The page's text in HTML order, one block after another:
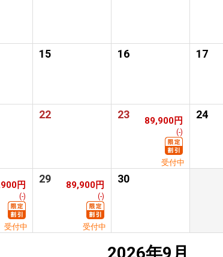
15 16 17
22 23 89,900円
(-)
受付中
24
円
(-)
受付中
29 89,900円
(-)
受付中
30
2026年9月